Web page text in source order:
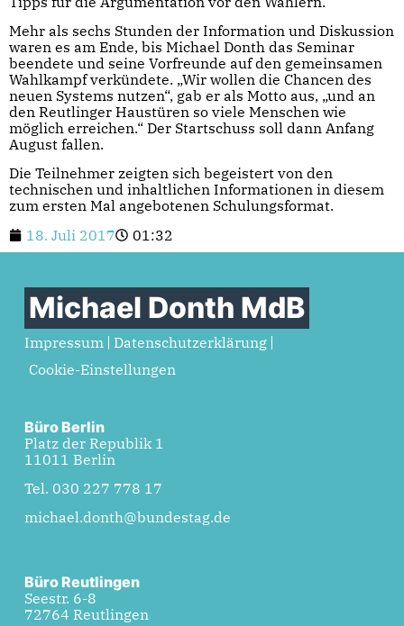
Mehr als sechs Stunden der Information und Diskussion
waren es am Ende, bis Michael Donth das Seminar
beendete und seine Vorfreunde auf den gemeinsamen
Wahlkampf verkündete. „Wir wollen die Chancen des
neuen Systems nutzen“, gab er als Motto aus, „und an
den Reutlinger Haustüren so viele Menschen wie
möglich erreichen.“ Der Startschuss soll dann Anfang
August fallen.
Die Teilnehmer zeigten sich begeistert von den
technischen und inhaltlichen Informationen in diesem
zum ersten Mal angebotenen Schulungsformat.
18. Juli 2017
01:32
Michael Donth MdB
Impressum
Datenschutzerklärung
Cookie-Einstellungen
Büro Berlin
Platz der Republik 1
11011 Berlin
Tel. 030 227 778 17
michael.donth@bundestag.de
Büro Reutlingen
Seestr. 6-8
72764 Reutlingen